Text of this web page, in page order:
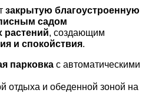
закрытую благоустроенную
садом
растений, создающим
и спокойствия.
парковка с автоматическими
отдыха и обеденной зоной на